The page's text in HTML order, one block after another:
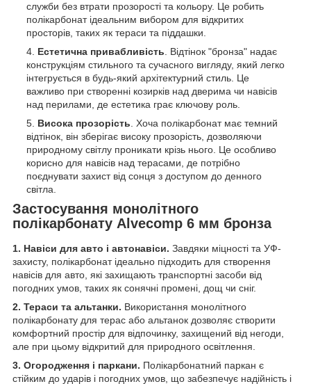
служби без втрати прозорості та кольору. Це робить
полікарбонат ідеальним вибором для відкритих
просторів, таких як тераси та піддашки.
Естетична привабливість. Відтінок "бронза" надає
конструкціям стильного та сучасного вигляду, який легко
інтегрується в будь-який архітектурний стиль. Це
важливо при створенні козирків над дверима чи навісів
над перилами, де естетика грає ключову роль.
Висока прозорість. Хоча полікарбонат має темний
відтінок, він зберігає високу прозорість, дозволяючи
природному світлу проникати крізь нього. Це особливо
корисно для навісів над терасами, де потрібно
поєднувати захист від сонця з доступом до денного
світла.
Застосування монолітного
полікарбонату Alvecomp 6 мм бронза
1. Навіси для авто і автонавіси. Завдяки міцності та УФ-
захисту, полікарбонат ідеально підходить для створення
навісів для авто, які захищають транспортні засоби від
погодних умов, таких як сонячні промені, дощ чи сніг.
2. Тераси та альтанки. Використання монолітного
полікарбонату для терас або альтанок дозволяє створити
комфортний простір для відпочинку, захищений від негоди,
але при цьому відкритий для природного освітлення.
3. Огородження і паркани. Полікарбонатний паркан є
стійким до ударів і погодних умов, що забезпечує надійність і